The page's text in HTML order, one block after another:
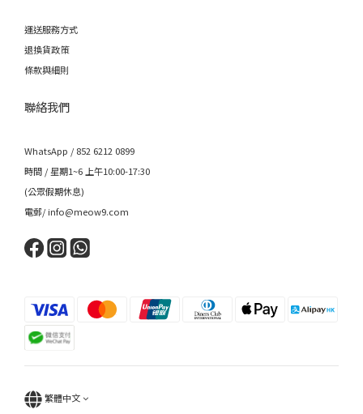
運送服務方式
退換貨政策
條款與細則
聯絡我們
WhatsApp / 852 6212 0899
時間 / 星期1~6 上午10:00-17:30
(公眾假期休息)
電郵/ info@meow9.com
繁體中文